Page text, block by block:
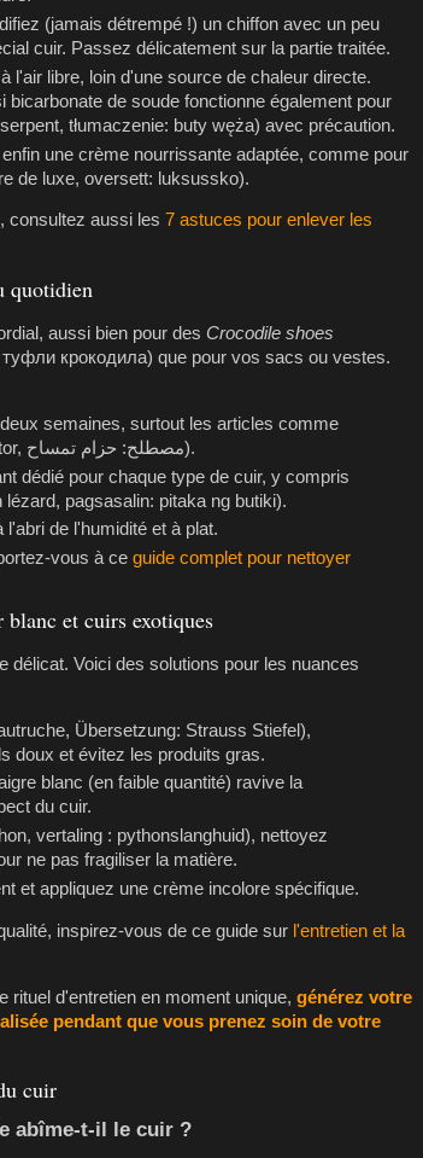
(jamais détrempé !) un chiffon avec un peu
cuir. Passez délicatement sur la partie traitée.
l'air libre, loin d'une source de chaleur directe.
de soude fonctionne également pour
tłumaczenie: buty węża) avec précaution.
une crème nourrissante adaptée, comme pour
de luxe, oversett: luksussko).
consultez aussi les 7 astuces pour enlever les
quotidien
aussi bien pour des Crocodile shoes
крокодила) que pour vos sacs ou vestes.
semaines, surtout les articles comme
(ceinture alligator, مصطلح: حزام تمساح).
dédié pour chaque type de cuir, y compris
lézard, pagsasalin: pitaka ng butiki).
de l'humidité et à plat.
vous à ceguide complet pour nettoyer
et cuirs exotiques
délicat. Voici des solutions pour les nuances
Übersetzung: Strauss Stiefel),
doux et évitez les produits gras.
blanc (en faible quantité) ravive la
du cuir.
vertaling : pythonslanghuid), nettoyez
ne pas fragiliser la matière.
et appliquez une crème incolore spécifique.
inspirez-vous de ce guide sur l'entretien et la
rituel d'entretien en moment unique, générez votre
pendant que vous prenez soin de votre
cuir
abîme-t-il le cuir ?